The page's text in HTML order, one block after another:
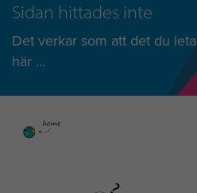
Sidan hittades inte
Det verkar som att det du
här ...